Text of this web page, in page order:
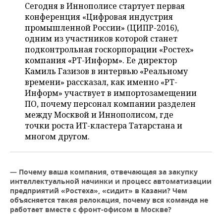
ONLINE-КОНФЕРЕНЦИИ
ОТКРЫТАЯ ЛЕКЦИЯ
ХОККЕЙ
БАСКЕТБОЛ
ВОЛЕЙБОЛ
КИБЕРСПОРТ
ФИГУРНОЕ КАТАНИЕ
ВОДНЫЕ ВИДЫ СПОРТА
ХОККЕЙ С МЯЧОМ
ВЛАСТЬ
ИНФРАСТРУКТУРА
ИСТОРИЯ
КУЛЬТУРА
МЕДИЦИНА
ОБРАЗОВАНИЕ
ПРОИСШЕСТВИЯ
СЮЖЕТЫ
СПРАВОЧНИК
СПИСОК ПЕРСОН
СПИСОК КОМПАНИЙ
ПОЛНАЯ ВЕРСИЯ
Сегодня в Иннополисе стартует первая
конференция «Цифровая индустрия
промышленной России» (ЦИПР-2016),
одним из участников которой станет
подконтрольная госкорпорации «Ростех»
компания «РТ-Информ». Ее директор
Камиль Газизов в интервью «Реальному
времени» рассказал, как именно «РТ-
Информ» участвует в импортозамещении
ПО, почему персонал компании разделен
между Москвой и Иннополисом, где
точки роста ИТ-кластера Татарстана и
многом другом.
— Почему ваша компания, отвечающая за закупку
интеллектуальной начинки и процесс автоматизации
предприятий «Ростеха», «сидит» в Казани? Чем
объясняется такая релокация, почему вся команда не
работает вместе с фронт-офисом в Москве?